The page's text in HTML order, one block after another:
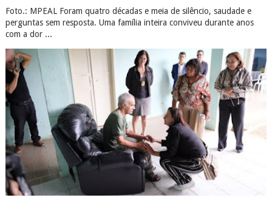
Foto.: MPEAL Foram quatro décadas e meia de silêncio, saudade e
perguntas sem resposta. Uma família inteira conviveu durante anos
com a dor ...